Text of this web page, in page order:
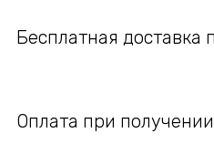
Бесплатная доставка
Оплата при получении